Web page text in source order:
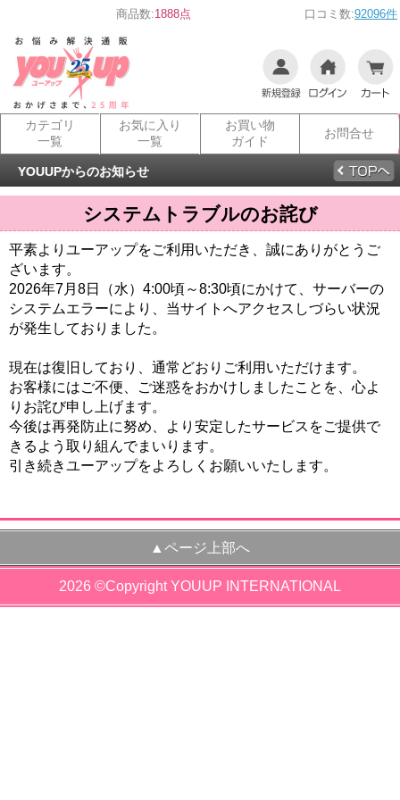
商品数:1888点 口コミ数:92096件
カテゴリ
一覧
お気に入り
一覧
お買い物
ガイド
お問合せ
YOUUPからのお知らせ
システムトラブルのお詫び
平素よりユーアップをご利用いただき、誠にありがとうご
ざいます。
2026年7月8日（水）4:00頃～8:30頃にかけて、サーバーの
システムエラーにより、当サイトへアクセスしづらい状況
が発生しておりました。
現在は復旧しており、通常どおりご利用いただけます。
お客様にはご不便、ご迷惑をおかけしましたことを、心よ
りお詫び申し上げます。
今後は再発防止に努め、より安定したサービスをご提供で
きるよう取り組んでまいります。
引き続きユーアップをよろしくお願いいたします。
▲ページ上部へ
2026 ©Copyright YOUUP INTERNATIONAL